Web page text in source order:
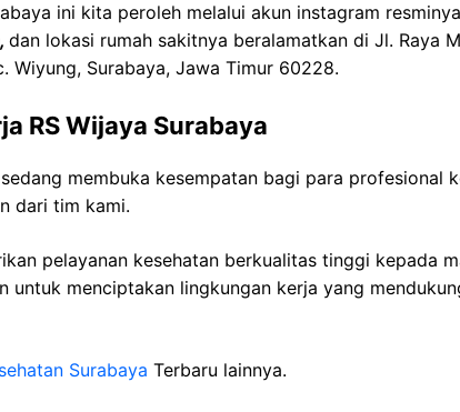
ini kita peroleh melalui akun instagram
dan lokasi rumah sakitnya beralamatkan di Jl. Raya
Wiyung, Surabaya, Jawa Timur 60228.
RS Wijaya Surabaya
membuka kesempatan bagi para profesional
dari tim kami.
pelayanan kesehatan berkualitas tinggi kepada
untuk menciptakan lingkungan kerja yang
Surabaya Terbaru lainnya.